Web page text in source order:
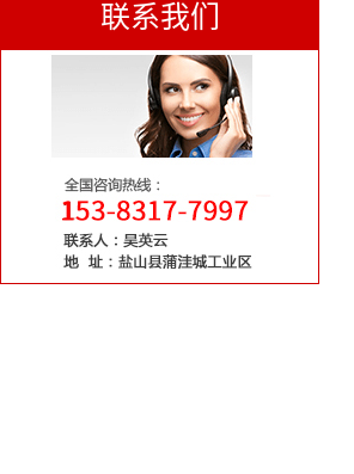
联系我们